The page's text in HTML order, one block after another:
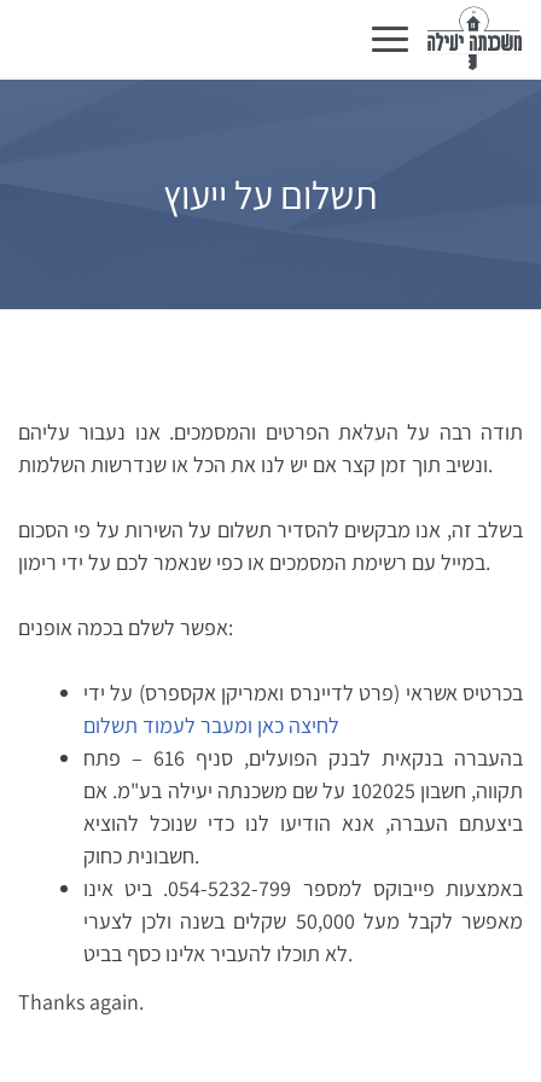
Toggle
navigation
תשלום על ייעוץ
תודה רבה על העלאת הפרטים והמסמכים. אנו נעבור עליהם
ונשיב תוך זמן קצר אם יש לנו את הכל או שנדרשות השלמות.
בשלב זה, אנו מבקשים להסדיר תשלום על השירות על פי הסכום
במייל עם רשימת המסמכים או כפי שנאמר לכם על ידי רימון.
אפשר לשלם בכמה אופנים:
בכרטיס אשראי (פרט לדיינרס ואמריקן אקספרס) על ידי
לחיצה כאן ומעבר לעמוד תשלום
בהעברה בנקאית לבנק הפועלים, סניף 616 – פתח
תקווה, חשבון 102025 על שם משכנתה יעילה בע"מ. אם
ביצעתם העברה, אנא הודיעו לנו כדי שנוכל להוציא
חשבונית כחוק.
באמצעות פייבוקס למספר 054-5232-799. ביט אינו
מאפשר לקבל מעל 50,000 שקלים בשנה ולכן לצערי
לא תוכלו להעביר אלינו כסף בביט.
Thanks again.